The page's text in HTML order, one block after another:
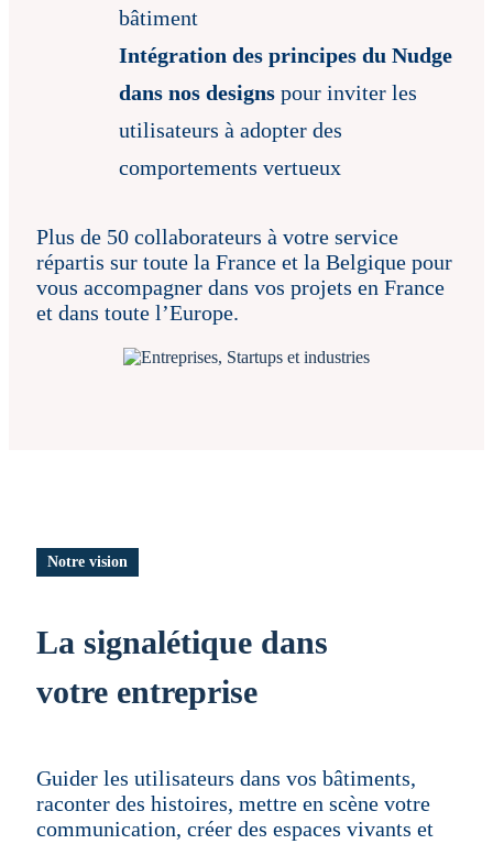
bâtiment
Intégration des principes du Nudge
dans nos designs pour inviter les
utilisateurs à adopter des
comportements vertueux
Plus de 50 collaborateurs à votre service
répartis sur toute la France et la Belgique pour
vous accompagner dans vos projets en France
et dans toute l’Europe.
Notre vision
La signalétique dans
votre entreprise
Guider les utilisateurs dans vos bâtiments,
raconter des histoires, mettre en scène votre
communication, créer des espaces vivants et